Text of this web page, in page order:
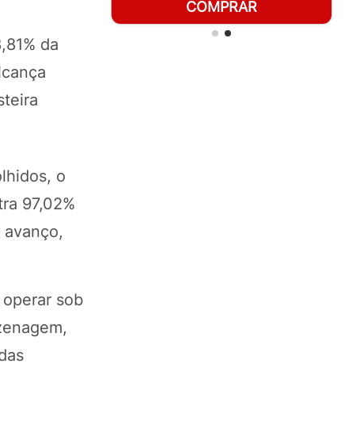
da
o
97,02%
sob
COMPRAR